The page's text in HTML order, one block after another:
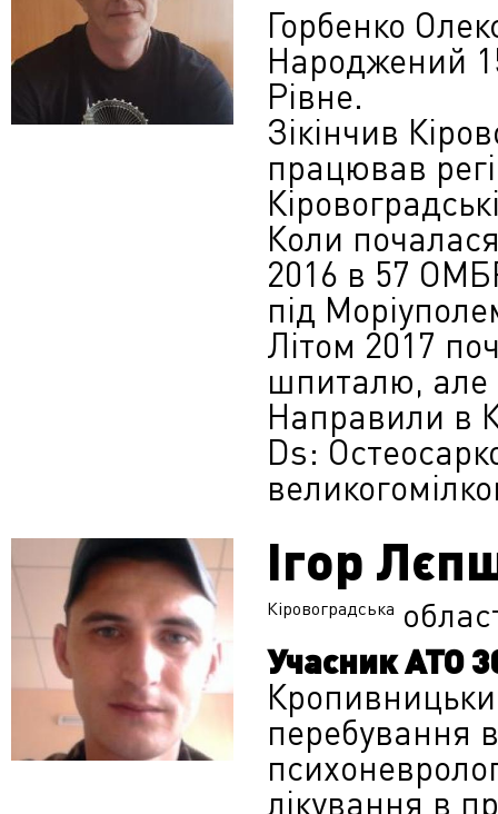
Горбенко
Народжений
Рівне.
Зікінчив
працював
Коли
2016 в 57
під
Літом 2017
шпиталю, але
Направили в
Ds:
Ігор
Кіровоградська
Учасник АТО
перебування
лікування в